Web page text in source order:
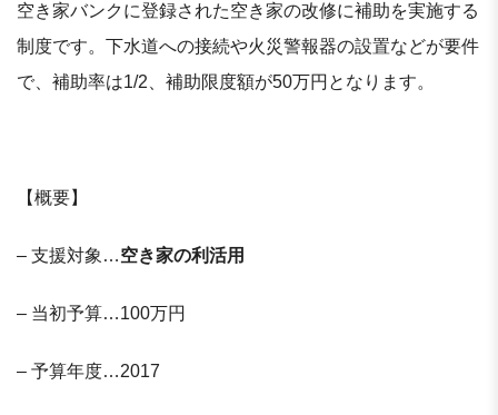
空き家バンクに登録された空き家の改修に補助を実施する
制度です。下水道への接続や火災警報器の設置などが要件
で、補助率は1/2、補助限度額が50万円となります。
【概要】
– 支援対象…空き家の利活用
– 当初予算…100万円
– 予算年度…2017